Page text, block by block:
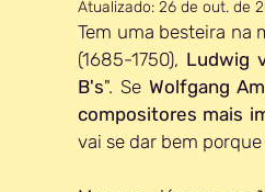
Atualizado: 26 de out. de
Tem uma besteira na
(1685-1750), Ludwig
B's". Se Wolfgang
compositores mais
vai se dar bem